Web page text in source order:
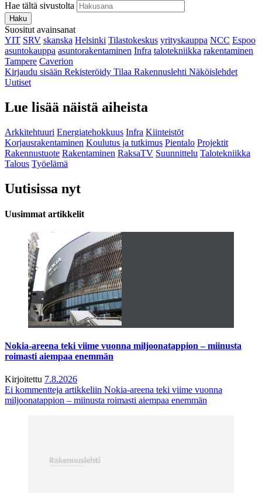
Hae tältä sivustolta
Haku
Suositut avainsanat
YIT SRV skanska Helsinki Tilastokeskus yrityskauppa NCC Espoo
asuntokauppa asuntorakentaminen Infra talotekniikka rakentaminen
Tampere Caverion
Kirjaudu sisään Rekisteröidy Tilaa Rakennuslehti Näköislehdet
Uutiset
Lue lisää näistä aiheista
Arkkitehtuuri Energiatehokkuus Infra Kiinteistöt
Korjausrakentaminen Koulutus ja tutkimus Pientalo Projektit
Rakennustuote Rakentaminen RaksaTV Suunnittelu Talotekniikka
Talous Työelämä
Uutisissa nyt
Uusimmat artikkelit
Nokia-areena teki viime vuonna miljoonatappion – miinusta
roimasti aiempaa enemmän
Kirjoitettu 7.8.2026
Ei kommentteja artikkeliin Nokia-areena teki viime vuonna
miljoonatappion – miinusta roimasti aiempaa enemmän